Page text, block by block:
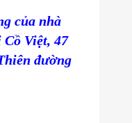
của nhà
Cồ Việt,47
đường